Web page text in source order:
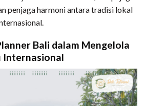
penjaga harmoni antara tradisi lokal
Bali dalam Mengelola
Internasional